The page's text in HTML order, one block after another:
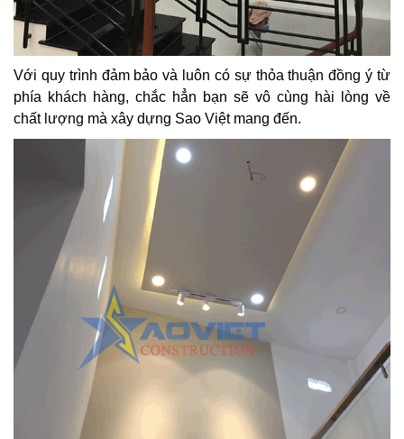
Với quy trình đảm bảo và luôn có sự thỏa thuận đồng ý từ
phía khách hàng, chắc hẳn bạn sẽ vô cùng hài lòng về
chất lượng mà xây dựng Sao Việt mang đến.